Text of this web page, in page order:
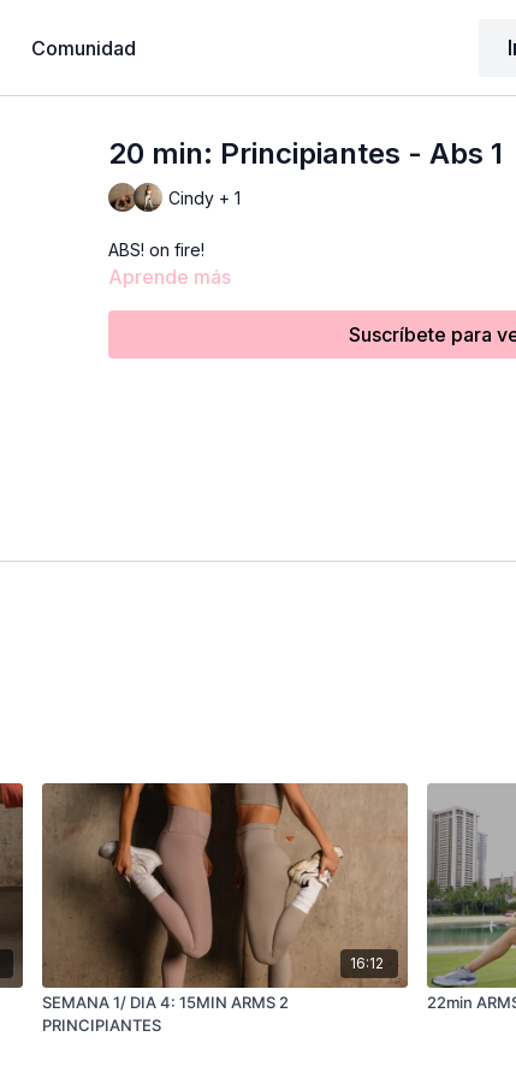
Comunidad
20 min: Principiantes - Abs 1
Cindy + 1
ABS! on fire!
Aprende más
Suscríbete para
16:12
SEMANA 1/ DIA 4: 15MIN ARMS 2
PRINCIPIANTES
22min